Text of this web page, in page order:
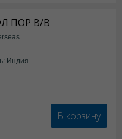
ПОР В/В
Индия
В корзину